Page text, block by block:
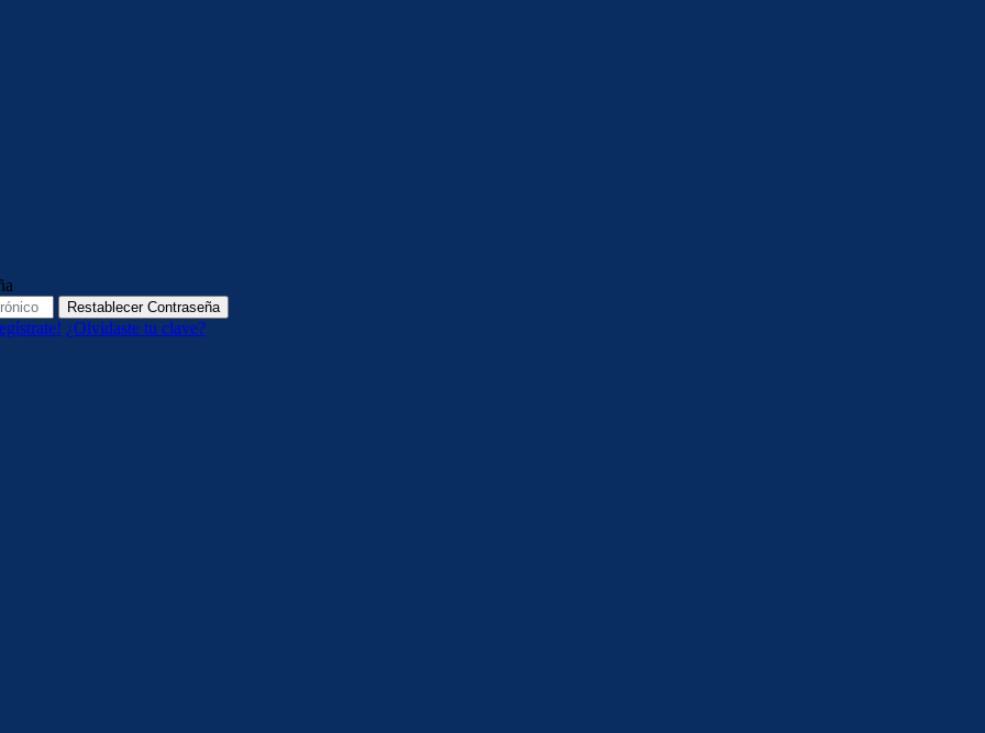
Restablecer Contraseña
¿Olvidaste tu clave?